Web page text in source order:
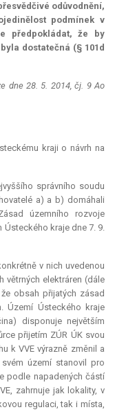
odůvodnění,
podmínek v
předpokládat, že by
dostatečná (§ 101d
dne 28. 5. 2014, čj. 9 Ao
kraji o návrh na
správního soudu
a) a b) domáhali
územního rozvoje
kraje dne 7. 9.
v nich uvedenou
větrných elektráren (dále
obsah přijatých zásad
Území Ústeckého kraje
disponuje největším
přijetím ZÚR ÚK svou
k VVE výrazně změnil a
území stanovil pro
podle napadených částí
zahrnuje jak lokality, v
regulaci, tak i místa,